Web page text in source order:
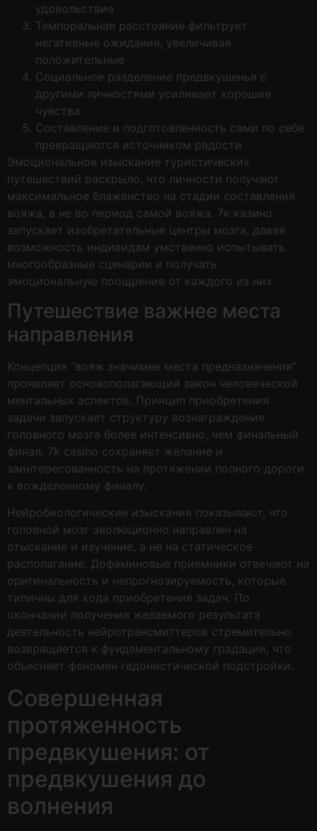
удовольствие
Темпоральная расстояние фильтрует
негативные ожидания, увеличивая
положительные
Социальное разделение предвкушенья с
другими личностями усиливает хорошие
чувства
Составление и подготовленность сами по себе
превращаются источником радости
Эмоциональное изыскание туристических
путешествий раскрыло, что личности получают
максимальное блаженство на стадии составления
вояжа, а не во период самой вояжа. 7к казино
запускает изобретательные центры мозга, давая
возможность индивидам умственно испытывать
многообразные сценарии и получать
эмоциональную поощрение от каждого из них.
Путешествие важнее места
направления
Концепция “вояж значимее места предназначения”
проявляет основополагающий закон человеческой
ментальных аспектов. Принцип приобретения
задачи запускает структуру вознаграждения
головного мозга более интенсивно, чем финальный
финал. 7k casino сохраняет желание и
заинтересованность на протяжении полного дороги
к вожделенному финалу.
Нейробиологические изыскания показывают, что
головной мозг эволюционно направлен на
отыскание и изучение, а не на статическое
располагание. Дофаминовые приемники отвечают на
оригинальность и непрогнозируемость, которые
типичны для хода приобретения задач. По
окончании получения желаемого результата
деятельность нейротрансмиттеров стремительно
возвращается к фундаментальному градации, что
объясняет феномен гедонистической подстройки.
Совершенная
протяженность
предвкушения: от
предвкушения до
волнения